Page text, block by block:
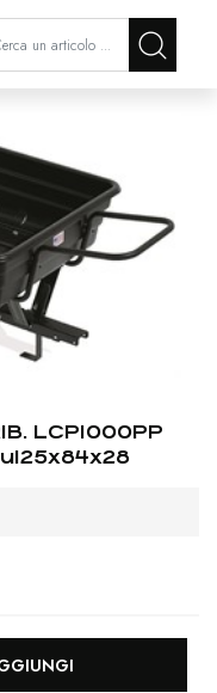
modifica di un filtro
LCP1000PP